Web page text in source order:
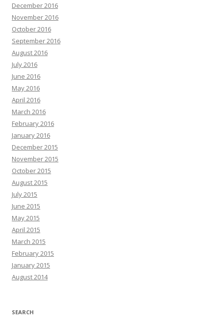
December 2016
November 2016
October 2016
September 2016
August 2016
July 2016
June 2016
May 2016
April 2016
March 2016
February 2016
January 2016
December 2015
November 2015
October 2015
August 2015
July 2015
June 2015
May 2015
April 2015
March 2015
February 2015
January 2015
August 2014
SEARCH